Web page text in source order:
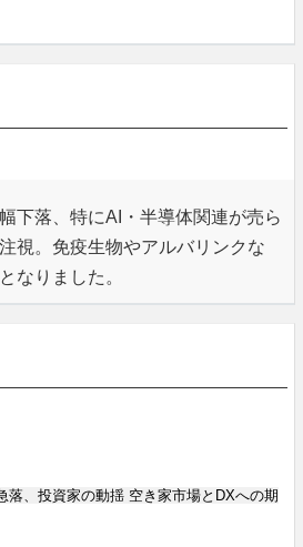
下落、特にAI・半導体関連が売ら
視。免疫生物やアルバリンクな
なりました。
落、投資家の動揺 空き家市場とDXへの期